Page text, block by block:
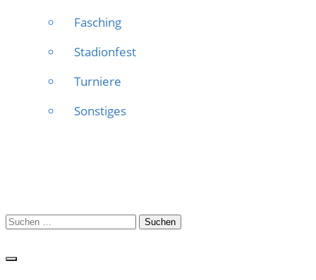
Fasching
Stadionfest
Turniere
Sonstiges
Suchen